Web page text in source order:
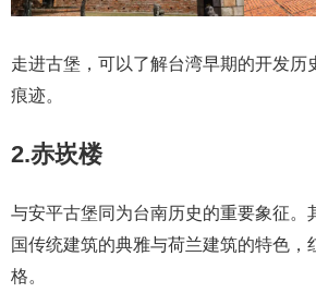
走进古堡，可以了解台湾早期的开发历
痕迹。
2.赤崁楼
与安平古堡同为台南历史的重要象征。
国传统建筑的典雅与荷兰建筑的特色，
格。